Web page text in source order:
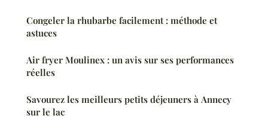
Congeler la rhubarbe facilement : méthode et
astuces
Air fryer Moulinex : un avis sur ses performances
réelles
Savourez les meilleurs petits déjeuners à Annecy
sur le lac